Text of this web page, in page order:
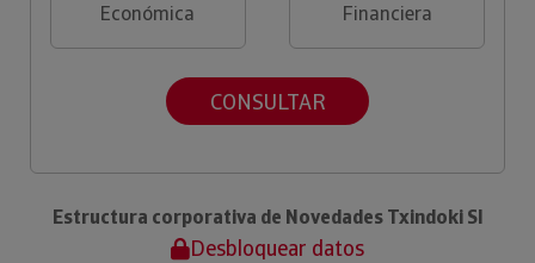
Económica
Financiera
CONSULTAR
Estructura corporativa de Novedades Txindoki Sl
Desbloquear datos